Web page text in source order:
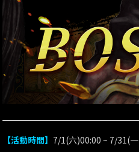
【活動時間】 7/1(六)00:00 ~ 7/31(